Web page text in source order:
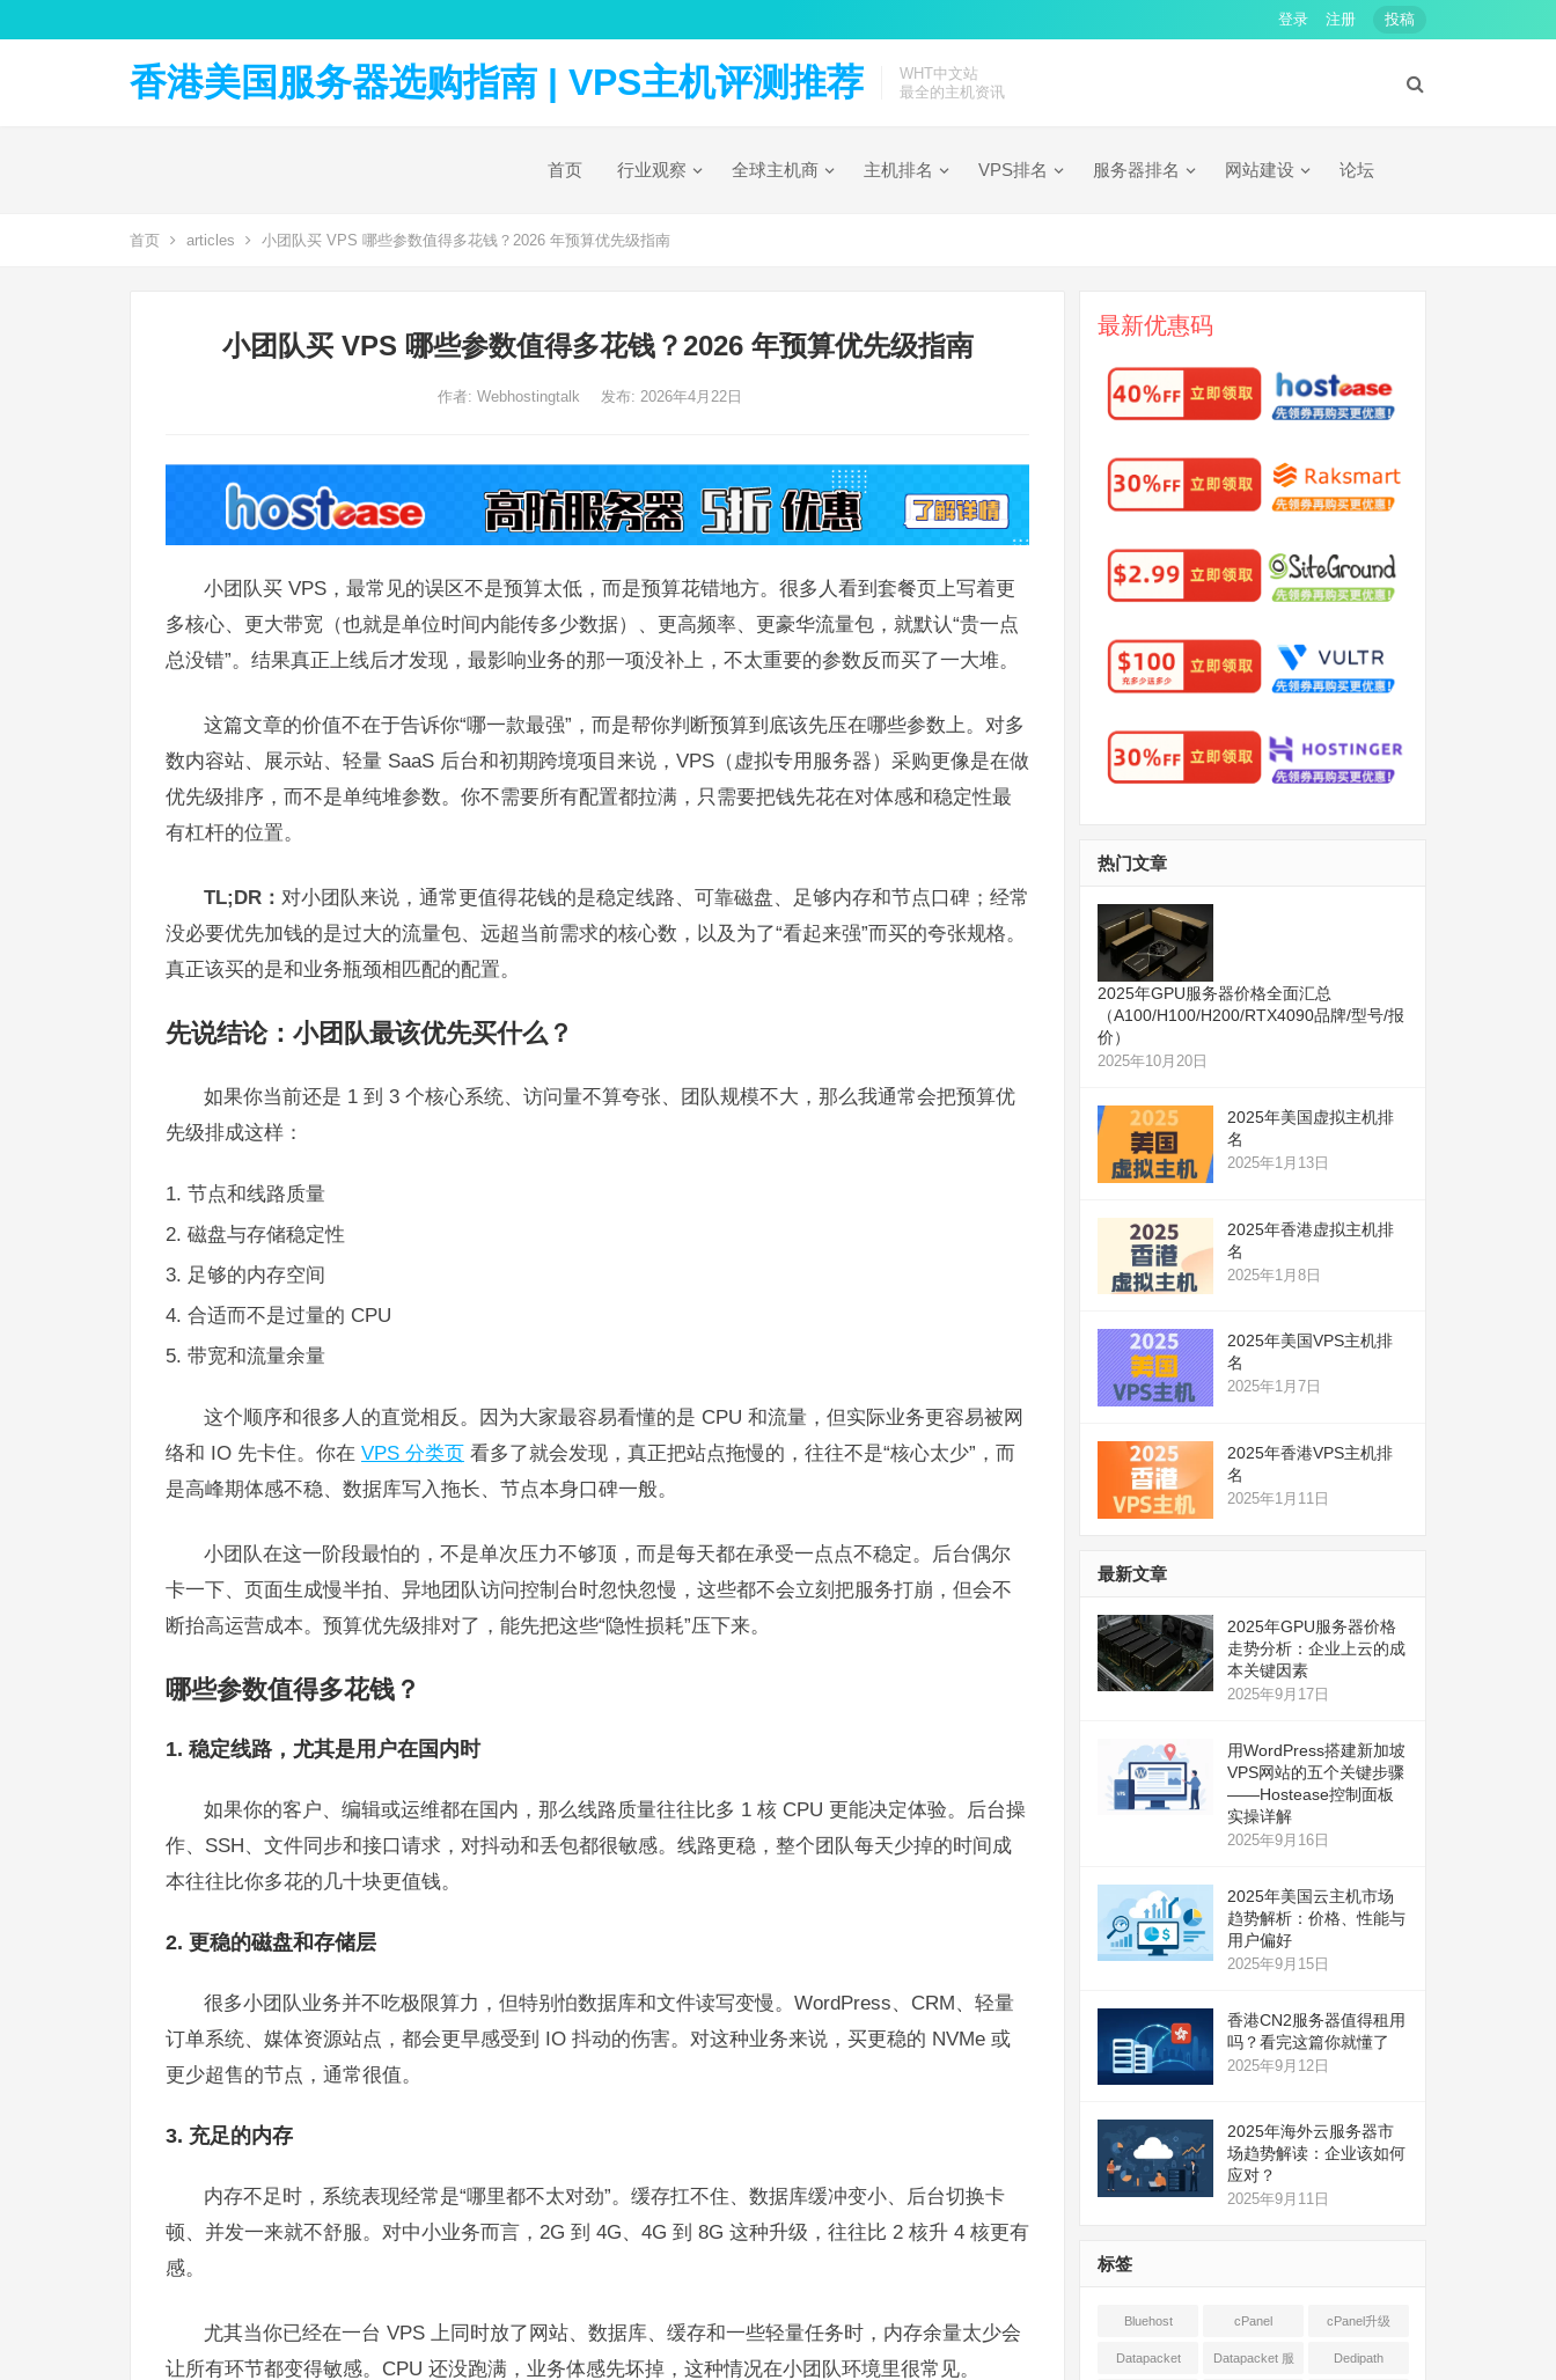
登录 注册 投稿
香港美国服务器选购指南 | VPS主机评测推荐
WHT中文站
最全的主机资讯
首页 行业观察 全球主机商 主机排名 VPS排名 服务器排名 网站建设 论坛
首页 articles 小团队买 VPS 哪些参数值得多花钱？2026 年预算优先级指南
小团队买 VPS 哪些参数值得多花钱？2026 年预算优先级指南
作者: Webhostingtalk 发布: 2026年4月22日
小团队买 VPS，最常见的误区不是预算太低，而是预算花错地方。很多人看到套餐页上写着更
多核心、更大带宽（也就是单位时间内能传多少数据）、更高频率、更豪华流量包，就默认“贵一点
总没错”。结果真正上线后才发现，最影响业务的那一项没补上，不太重要的参数反而买了一大堆。
这篇文章的价值不在于告诉你“哪一款最强”，而是帮你判断预算到底该先压在哪些参数上。对多
数内容站、展示站、轻量 SaaS 后台和初期跨境项目来说，VPS（虚拟专用服务器）采购更像是在做
优先级排序，而不是单纯堆参数。你不需要所有配置都拉满，只需要把钱先花在对体感和稳定性最
有杠杆的位置。
TL;DR： 对小团队来说，通常更值得花钱的是稳定线路、可靠磁盘、足够内存和节点口碑；经常
没必要优先加钱的是过大的流量包、远超当前需求的核心数，以及为了“看起来强”而买的夸张规格。
真正该买的是和业务瓶颈相匹配的配置。
先说结论：小团队最该优先买什么？
如果你当前还是 1 到 3 个核心系统、访问量不算夸张、团队规模不大，那么我通常会把预算优
先级排成这样：
节点和线路质量
磁盘与存储稳定性
足够的内存空间
合适而不是过量的 CPU
带宽和流量余量
这个顺序和很多人的直觉相反。因为大家最容易看懂的是 CPU 和流量，但实际业务更容易被网
络和 IO 先卡住。你在 VPS 分类页 看多了就会发现，真正把站点拖慢的，往往不是“核心太少”，而
是高峰期体感不稳、数据库写入拖长、节点本身口碑一般。
小团队在这一阶段最怕的，不是单次压力不够顶，而是每天都在承受一点点不稳定。后台偶尔
卡一下、页面生成慢半拍、异地团队访问控制台时忽快忽慢，这些都不会立刻把服务打崩，但会不
断抬高运营成本。预算优先级排对了，能先把这些“隐性损耗”压下来。
哪些参数值得多花钱？
1. 稳定线路，尤其是用户在国内时
如果你的客户、编辑或运维都在国内，那么线路质量往往比多 1 核 CPU 更能决定体验。后台操
作、SSH、文件同步和接口请求，对抖动和丢包都很敏感。线路更稳，整个团队每天少掉的时间成
本往往比你多花的几十块更值钱。
2. 更稳的磁盘和存储层
很多小团队业务并不吃极限算力，但特别怕数据库和文件读写变慢。WordPress、CRM、轻量
订单系统、媒体资源站点，都会更早感受到 IO 抖动的伤害。对这种业务来说，买更稳的 NVMe 或
更少超售的节点，通常很值。
3. 充足的内存
内存不足时，系统表现经常是“哪里都不太对劲”。缓存扛不住、数据库缓冲变小、后台切换卡
顿、并发一来就不舒服。对中小业务而言，2G 到 4G、4G 到 8G 这种升级，往往比 2 核升 4 核更有
感。
尤其当你已经在一台 VPS 上同时放了网站、数据库、缓存和一些轻量任务时，内存余量太少会
让所有环节都变得敏感。CPU 还没跑满，业务体感先坏掉，这种情况在小团队环境里很常见。
最新优惠码
热门文章
2025年GPU服务器价格全面汇总
（A100/H100/H200/RTX4090品牌/型号/报
价）
2025年10月20日
2025年美国虚拟主机排
名
2025年1月13日
2025年香港虚拟主机排
名
2025年1月8日
2025年美国VPS主机排
名
2025年1月7日
2025年香港VPS主机排
名
2025年1月11日
最新文章
2025年GPU服务器价格
走势分析：企业上云的成
本关键因素
2025年9月17日
用WordPress搭建新加坡
VPS网站的五个关键步骤
——Hostease控制面板
实操详解
2025年9月16日
2025年美国云主机市场
趋势解析：价格、性能与
用户偏好
2025年9月15日
香港CN2服务器值得租用
吗？看完这篇你就懂了
2025年9月12日
2025年海外云服务器市
场趋势解读：企业该如何
应对？
2025年9月11日
标签
Bluehost cPanel cPanel升级
Datapacket Datapacket 服 Dedipath